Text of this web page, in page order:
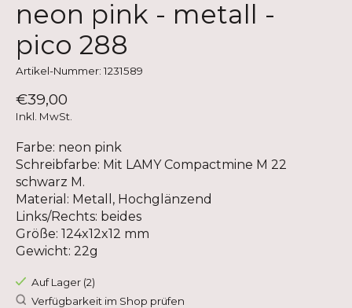
neon pink - metall -
pico 288
Artikel-Nummer: 1231589
€39,00
Inkl. MwSt.
Farbe: neon pink
Schreibfarbe: Mit LAMY Compactmine M 22
schwarz M.
Material: Metall, Hochglänzend
Links/Rechts: beides
Größe: 124x12x12 mm
Gewicht: 22g
Auf Lager (2)
Verfügbarkeit im Shop prüfen